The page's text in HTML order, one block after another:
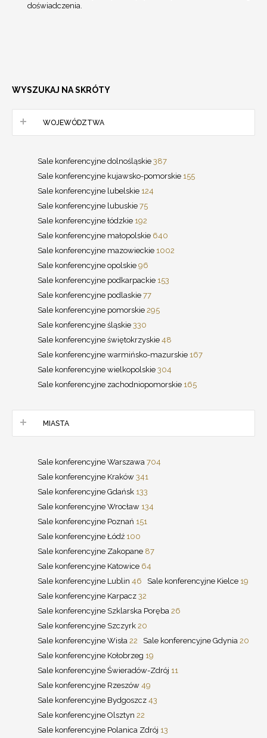
doświadczenia.
WYSZUKAJ NA SKRÓTY
WOJEWÓDZTWA
Sale konferencyjne dolnośląskie 387
Sale konferencyjne kujawsko-pomorskie 155
Sale konferencyjne lubelskie 124
Sale konferencyjne lubuskie 75
Sale konferencyjne łódzkie 192
Sale konferencyjne małopolskie 640
Sale konferencyjne mazowieckie 1002
Sale konferencyjne opolskie 96
Sale konferencyjne podkarpackie 153
Sale konferencyjne podlaskie 77
Sale konferencyjne pomorskie 295
Sale konferencyjne śląskie 330
Sale konferencyjne świętokrzyskie 48
Sale konferencyjne warmińsko-mazurskie 167
Sale konferencyjne wielkopolskie 304
Sale konferencyjne zachodniopomorskie 165
MIASTA
Sale konferencyjne Warszawa 704
Sale konferencyjne Kraków 341
Sale konferencyjne Gdańsk 133
Sale konferencyjne Wrocław 134
Sale konferencyjne Poznań 151
Sale konferencyjne Łódź 100
Sale konferencyjne Zakopane 87
Sale konferencyjne Katowice 64
Sale konferencyjne Lublin 46 Sale konferencyjne Kielce 19
Sale konferencyjne Karpacz 32
Sale konferencyjne Szklarska Poręba 26
Sale konferencyjne Szczyrk 20
Sale konferencyjne Wisła 22 Sale konferencyjne Gdynia 20
Sale konferencyjne Kołobrzeg 19
Sale konferencyjne Świeradów-Zdrój 11
Sale konferencyjne Rzeszów 49
Sale konferencyjne Bydgoszcz 43
Sale konferencyjne Olsztyn 22
Sale konferencyjne Polanica Zdrój 13